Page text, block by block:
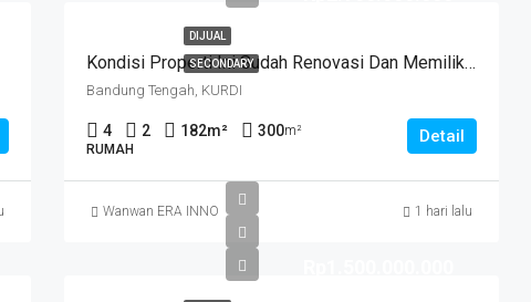
DIJUAL
SECONDARY Kondisi Properti Ini Sudah Renovasi Dan Memiliki Desain Scandinavian Yang Menambah Daya Tarik Dan Estetika Properti Ini. Rumah Ini Berada Di Area Perumahan/komplek. Kurdi Timur
Bandung Tengah, KURDI
4 2 182m² 300m²
RUMAH
Detail
Wanwan ERA INNO 1 hari lalu